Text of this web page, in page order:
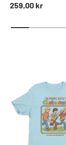
Normal pris
259,00 kr